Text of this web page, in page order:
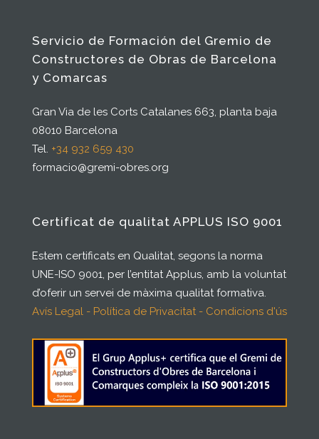
Servicio de Formación del Gremio de
Constructores de Obras de Barcelona
y Comarcas
Gran Via de les Corts Catalanes 663, planta baja
08010 Barcelona
Tel. +34 932 659 430
formacio@gremi-obres.org
Certificat de qualitat APPLUS ISO 9001
Estem certificats en Qualitat, segons la norma
UNE-ISO 9001, per l’entitat Applus, amb la voluntat
d’oferir un servei de màxima qualitat formativa.
Avís Legal - Política de Privacitat - Condicions d'ús